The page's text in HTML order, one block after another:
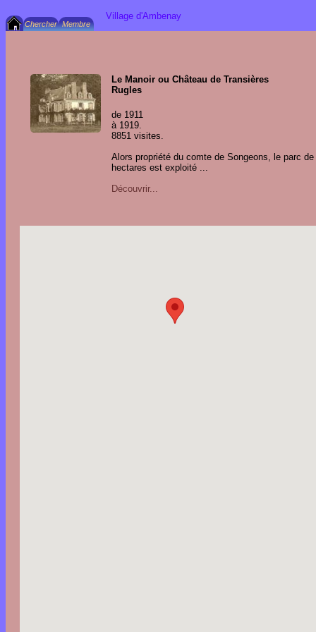
Village d'Ambenay
Le Manoir ou Château de Transières
Rugles
de 1911
à 1919.
8851 visites.
Alors propriété du comte de Songeons, le parc de
hectares est exploité ...
Découvrir...